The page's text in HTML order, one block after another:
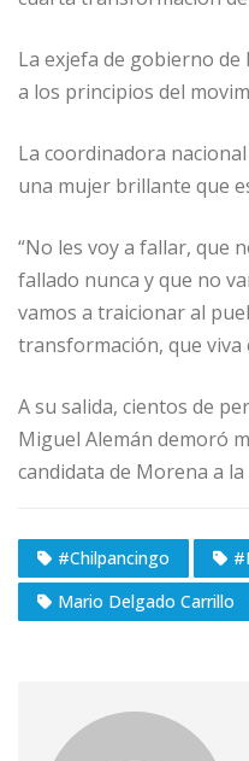
La exjefa de gobierno
a los principios del
La coordinadora
una mujer brillante que
“No les voy a fallar, que
fallado nunca y que no
vamos a traicionar al
transformación, que viva
A su salida, cientos de
Miguel Alemán demoró
candidata de Morena a
#Chilpancingo
Mario Delgado Carrillo